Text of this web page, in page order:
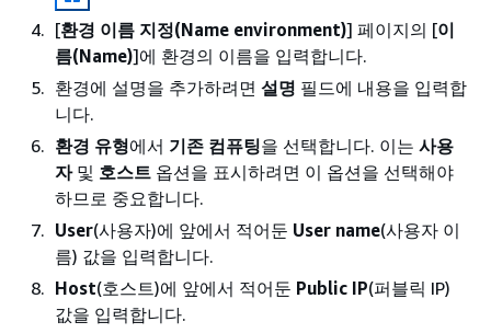
[환경 이름 지정(Name environment)] 페이지의 [이
름(Name)]에 환경의 이름을 입력합니다.
환경에 설명을 추가하려면 설명 필드에 내용을 입력합
니다.
환경 유형에서 기존 컴퓨팅을 선택합니다. 이는 사용
자및 호스트 옵션을 표시하려면 이 옵션을 선택해야
하므로 중요합니다.
User(사용자)에 앞에서 적어둔 User name(사용자 이
름) 값을 입력합니다.
Host(호스트)에 앞에서 적어둔 Public IP(퍼블릭 IP)
값을 입력합니다.